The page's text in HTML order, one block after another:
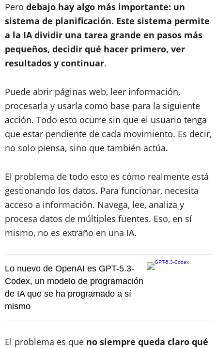
Pero debajo hay algo más importante: un
sistema de planificación. Este sistema permite
a la IA dividir una tarea grande en pasos más
pequeños, decidir qué hacer primero, ver
resultados y continuar.
Puede abrir páginas web, leer información,
procesarla y usarla como base para la siguiente
acción. Todo esto ocurre sin que el usuario tenga
que estar pendiente de cada movimiento. Es decir,
no solo piensa, sino que también actúa.
El problema de todo esto es cómo realmente está
gestionando los datos. Para funcionar, necesita
acceso a información. Navega, lee, analiza y
procesa datos de múltiples fuentes. Eso, en sí
mismo, no es extraño en una IA.
Lo nuevo de OpenAI es GPT-5.3-
Codex, un modelo de programación
de IA que se ha programado a sí
mismo
El problema es que no siempre queda claro qué